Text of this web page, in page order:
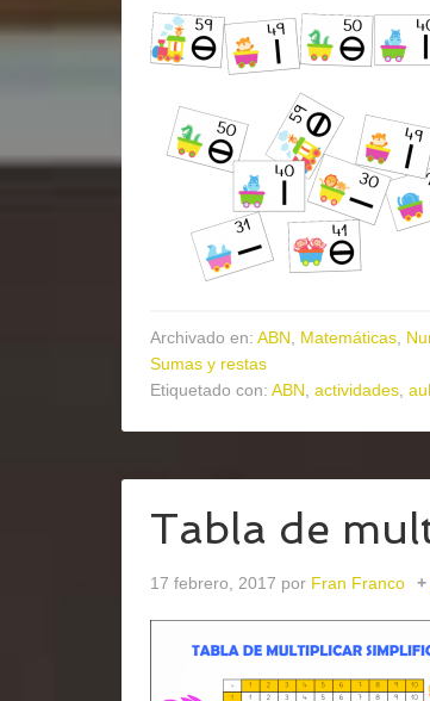
Archivado en: ABN Matemáticas
Sumas y restas
Etiquetado con: ABN actividades
Tabla de
17 febrero, 2017 por Fran Franco